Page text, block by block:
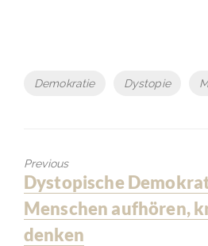
Tags
Demokratie Dystopie
Previous
Previous
post:
Dystopische
Menschen aufhören,
denken